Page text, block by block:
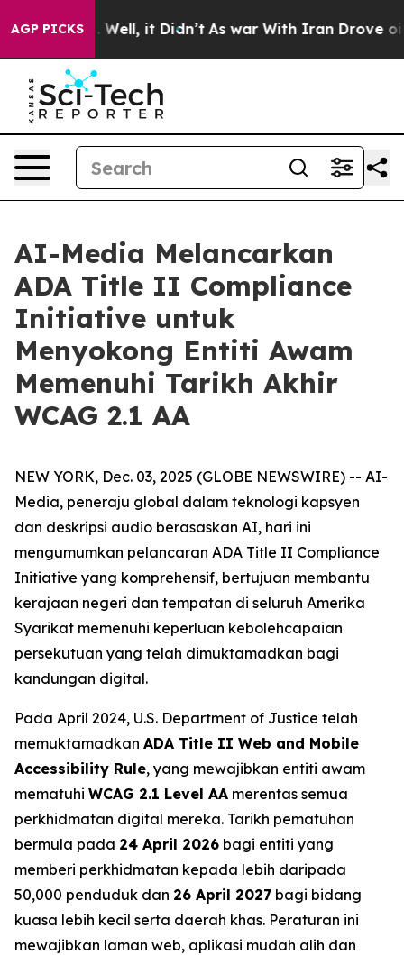
AGP PICKS
40%. Well, it Didn’t As war With Iran Drove oil
AI-Media Melancarkan
ADA Title II Compliance
Initiative untuk
Menyokong Entiti Awam
Memenuhi Tarikh Akhir
WCAG 2.1 AA
NEW YORK, Dec. 03, 2025 (GLOBE NEWSWIRE) -- AI-
Media, peneraju global dalam teknologi kapsyen
dan deskripsi audio berasaskan AI, hari ini
mengumumkan pelancaran ADA Title II Compliance
Initiative yang komprehensif, bertujuan membantu
kerajaan negeri dan tempatan di seluruh Amerika
Syarikat memenuhi keperluan kebolehcapaian
persekutuan yang telah dimuktamadkan bagi
kandungan digital.
Pada April 2024, U.S. Department of Justice telah
memuktamadkan ADA Title II Web and Mobile
Accessibility Rule, yang mewajibkan entiti awam
mematuhi WCAG 2.1 Level AA merentas semua
perkhidmatan digital mereka. Tarikh pematuhan
bermula pada 24 April 2026 bagi entiti yang
memberi perkhidmatan kepada lebih daripada
50,000 penduduk dan 26 April 2027 bagi bidang
kuasa lebih kecil serta daerah khas. Peraturan ini
mewajibkan laman web, aplikasi mudah alih dan